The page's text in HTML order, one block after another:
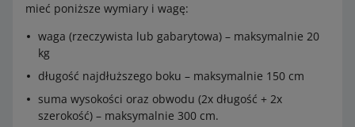
mieć poniższe wymiary i wagę:
waga (rzeczywista lub gabarytowa) – maksymalnie 20
kg
długość najdłuższego boku – maksymalnie 150 cm
suma wysokości oraz obwodu (2x długość + 2x
szerokość) – maksymalnie 300 cm.